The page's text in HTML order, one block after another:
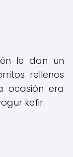
le dan un
rellenos
ocasión era
kefir.